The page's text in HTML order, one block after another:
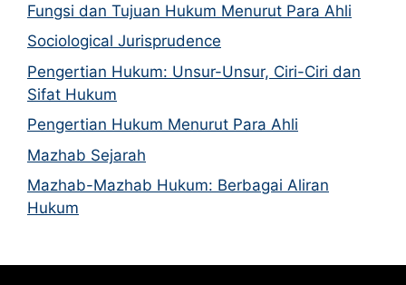
Fungsi dan Tujuan Hukum Menurut Para Ahli
Sociological Jurisprudence
Pengertian Hukum: Unsur-Unsur, Ciri-Ciri dan
Sifat Hukum
Pengertian Hukum Menurut Para Ahli
Mazhab Sejarah
Mazhab-Mazhab Hukum: Berbagai Aliran
Hukum